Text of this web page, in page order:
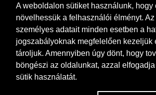
A weboldalon sütiket használunk, hogy
növelhessük a felhasználói élményt. Az
személyes adatait minden esetben a
jogszabályoknak megfelelően kezeljük
tároljuk. Amennyiben úgy dönt, hogy
böngészi az oldalunkat, azzal elfogadja
sütik használatát.